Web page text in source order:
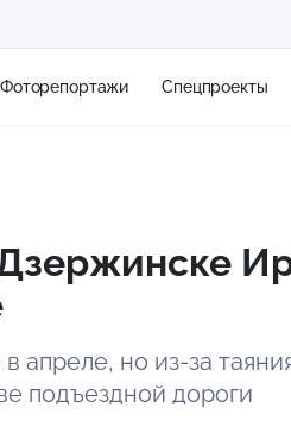
Фоторепортажи Спецпроекты
апреле, но из-за
подъездной дороги